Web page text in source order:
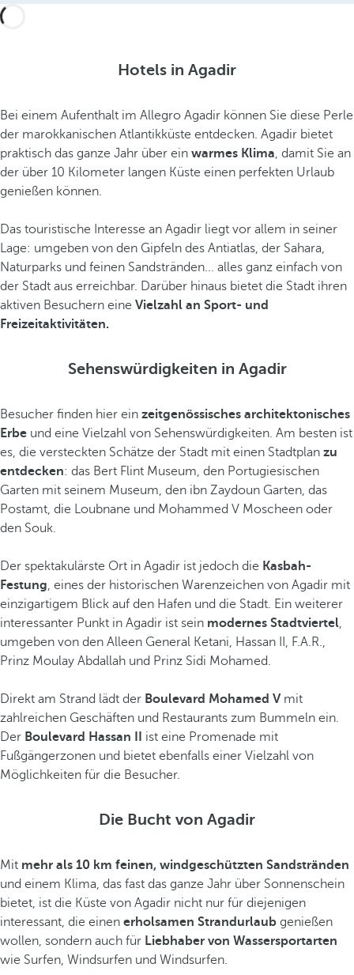
Hotels in Agadir
Bei einem Aufenthalt im Allegro Agadir können Sie diese Perle
der marokkanischen Atlantikküste entdecken. Agadir bietet
praktisch das ganze Jahr über ein warmes Klima, damit Sie an
der über 10 Kilometer langen Küste einen perfekten Urlaub
genießen können.
Das touristische Interesse an Agadir liegt vor allem in seiner
Lage: umgeben von den Gipfeln des Antiatlas, der Sahara,
Naturparks und feinen Sandstränden... alles ganz einfach von
der Stadt aus erreichbar. Darüber hinaus bietet die Stadt ihren
aktiven Besuchern eine Vielzahl an Sport- und
Freizeitaktivitäten.
Sehenswürdigkeiten in Agadir
Besucher finden hier ein zeitgenössisches architektonisches
Erbe und eine Vielzahl von Sehenswürdigkeiten. Am besten ist
es, die versteckten Schätze der Stadt mit einen Stadtplan zu
entdecken: das Bert Flint Museum, den Portugiesischen
Garten mit seinem Museum, den ibn Zaydoun Garten, das
Postamt, die Loubnane und Mohammed V Moscheen oder
den Souk.
Der spektakulärste Ort in Agadir ist jedoch die Kasbah-
Festung, eines der historischen Warenzeichen von Agadir mit
einzigartigem Blick auf den Hafen und die Stadt. Ein weiterer
interessanter Punkt in Agadir ist sein modernes Stadtviertel,
umgeben von den Alleen General Ketani, Hassan II, F.A.R.,
Prinz Moulay Abdallah und Prinz Sidi Mohamed.
Direkt am Strand lädt der Boulevard Mohamed Vmit
zahlreichen Geschäften und Restaurants zum Bummeln ein.
Der Boulevard Hassan II
ist eine Promenade mit
Fußgängerzonen und bietet ebenfalls einer Vielzahl von
Möglichkeiten für die Besucher.
Die Bucht von Agadir
Mit mehr als 10 km feinen, windgeschützten Sandstränden
und einem Klima, das fast das ganze Jahr über Sonnenschein
bietet, ist die Küste von Agadir nicht nur für diejenigen
interessant, die einen erholsamen Strandurlaub genießen
wollen, sondern auch für Liebhaber von Wassersportarten
wie Surfen, Windsurfen und Windsurfen.